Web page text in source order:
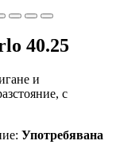
40.25
и
с
Употребявана